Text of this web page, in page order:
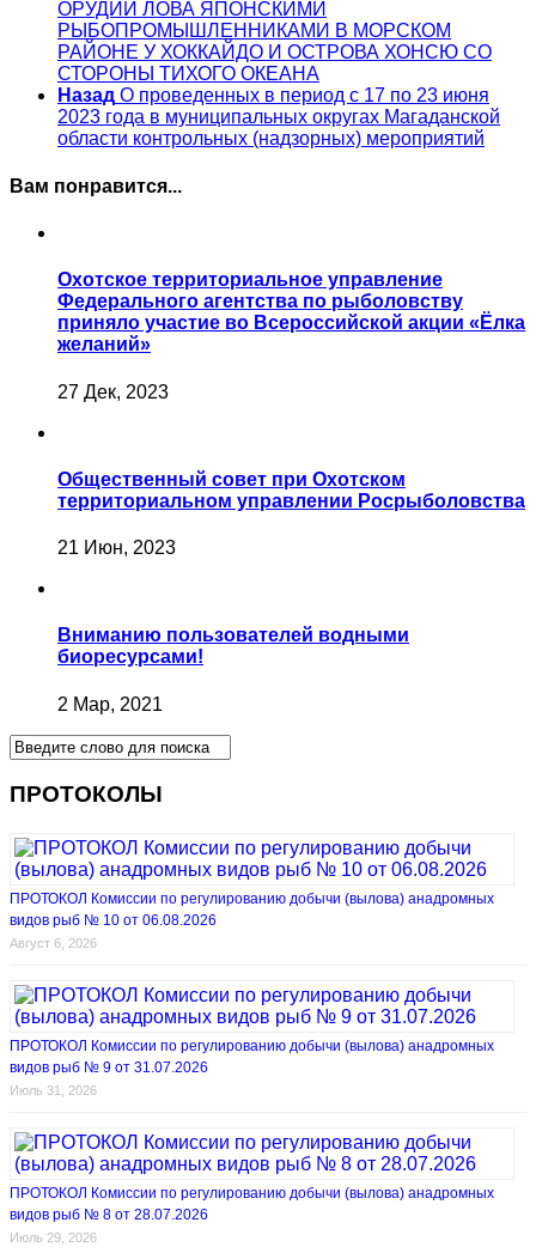
ОРУДИЙ ЛОВА ЯПОНСКИМИ
РЫБОПРОМЫШЛЕННИКАМИ В МОРСКОМ
РАЙОНЕ У ХОККАЙДО И ОСТРОВА ХОНСЮ СО
СТОРОНЫ ТИХОГО ОКЕАНА
Назад O проведенных в период с 17 по 23 июня
2023 года в муниципальных округах Магаданской
области контрольных (надзорных) мероприятий
Вам понравится...
Охотское территориальное управление
Федерального агентства по рыболовству
приняло участие во Всероссийской акции «Ёлка
желаний»
27 Дек, 2023
Общественный совет при Охотском
территориальном управлении Росрыболовства
21 Июн, 2023
Вниманию пользователей водными
биоресурсами!
2 Мар, 2021
ПРОТОКОЛЫ
ПРОТОКОЛ Комиссии по регулированию добычи (вылова) анадромных
видов рыб № 10 от 06.08.2026
Август 6, 2026
ПРОТОКОЛ Комиссии по регулированию добычи (вылова) анадромных
видов рыб № 9 от 31.07.2026
Июль 31, 2026
ПРОТОКОЛ Комиссии по регулированию добычи (вылова) анадромных
видов рыб № 8 от 28.07.2026
Июль 29, 2026